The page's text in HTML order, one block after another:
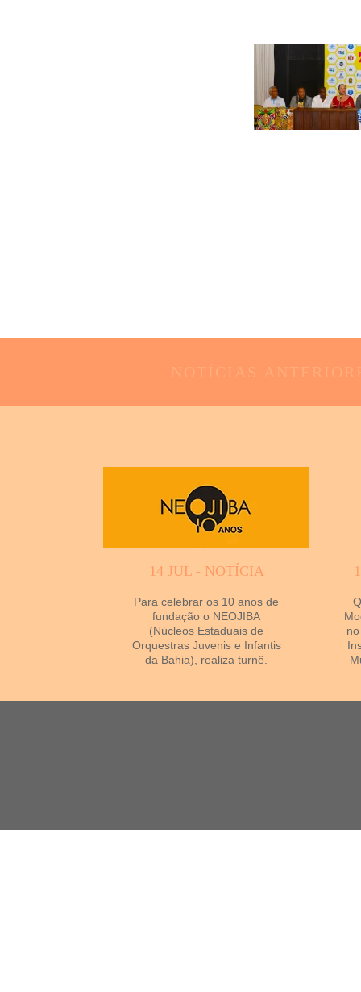
14 JUL - NOTÍCIA
Para celebrar os 10 anos de
fundação o NEOJIBA
(Núcleos Estaduais de
Orquestras Juvenis e Infantis
da Bahia), realiza turnê.